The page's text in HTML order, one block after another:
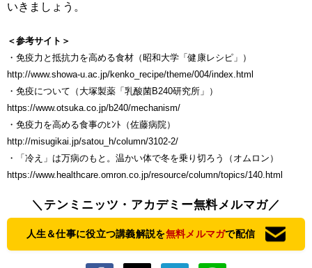
いきましょう。
＜参考サイト＞
・免疫力と抵抗力を高める食材（昭和大学「健康レシピ」）
http://www.showa-u.ac.jp/kenko_recipe/theme/004/index.html
・免疫について（大塚製薬「乳酸菌B240研究所」）
https://www.otsuka.co.jp/b240/mechanism/
・免疫力を高める食事のﾋﾝﾄ（佐藤病院）
http://misugikai.jp/satou_h/column/3102-2/
・「冷え」は万病のもと。温かい体で冬を乗り切ろう（オムロン）
https://www.healthcare.omron.co.jp/resource/column/topics/140.html
＼テンミニッツ・アカデミー無料メルマガ／
人生＆仕事に役立つ講義解説を無料メルマガで配信